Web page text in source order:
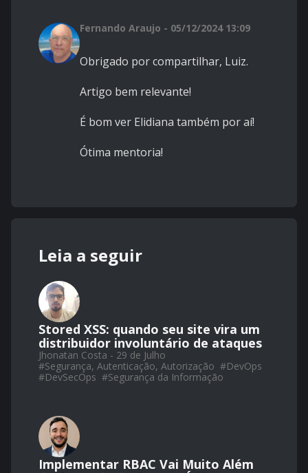
Fernando Araujo - 05/12/2024 13:09
Obrigado por compartilhar, Luiz.
Artigo bem relevante!
É bom ver Elidiana também por aí!
Ótima mentoria!
Leia a seguir
Stored XSS: quando seu site vira um
distribuidor involuntário de ataques
Jhonatan Costa - 29 de Julho
#Segurança, Autenticação, Autorização #DevOps
#DevSecOps #Segurança da Informação
Implementar RBAC Vai Muito Além